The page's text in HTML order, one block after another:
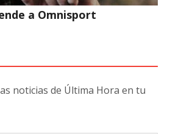
a Omnisport
noticias de Última Hora en tu